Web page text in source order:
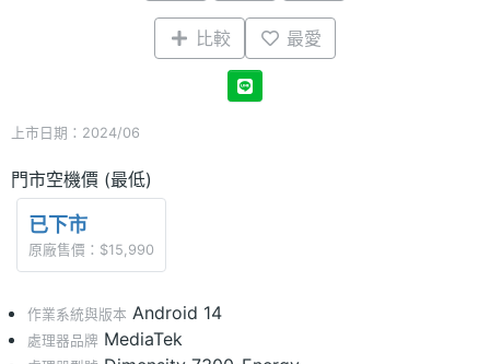
比較 最愛
上市日期：2024/06
門市空機價 (最低)
已下市
原廠售價：$15,990
作業系統與版本 Android 14
處理器品牌 MediaTek